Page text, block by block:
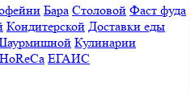
Бара Столовой Фаст фуда
Кондитерской Доставки еды
Кулинарии
HoReCa ЕГАИС